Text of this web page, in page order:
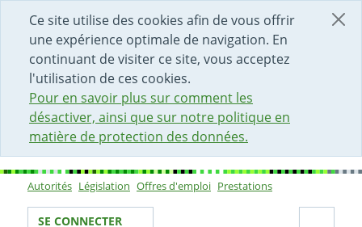
Ce site utilise des cookies afin de vous offrir
une expérience optimale de navigation. En
continuant de visiter ce site, vous acceptez
l'utilisation de ces cookies.
Pour en savoir plus sur comment les
désactiver, ainsi que sur notre politique en
matière de protection des données.
DÉBUT DU CONTENU DE LA PAGE
ACCÈS AU CHAMP DE RECHERCHE
PAGE D'ACCUEIL
FORMULAIRE DE CONTACT
Sous-navigation
Autorités Législation Offres d'emploi Prestations
Votre identité
SE CONNECTER